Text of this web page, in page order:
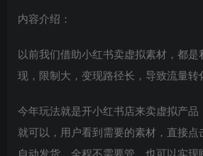
内容介绍：
以前我们借助小红书卖虚拟素材，都
现，限制大，变现路径长，导致流量转
今年玩法就是开小红书店来卖虚拟产品
就可以，用户看到需要的素材，直接
自动发货，全程不需要管，也可以实现